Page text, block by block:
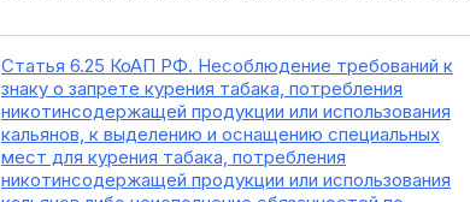
Статья 6.25 КоАП РФ. Несоблюдение требований к
знаку о запрете курения табака, потребления
никотинсодержащей продукции или использования
кальянов, к выделению и оснащению специальных
мест для курения табака, потребления
никотинсодержащей продукции или использования